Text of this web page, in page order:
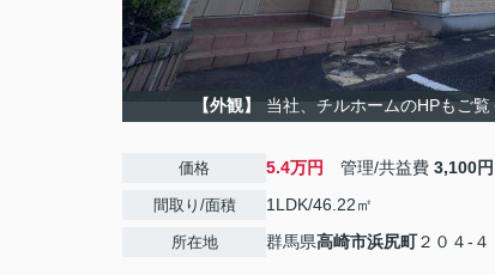
【外観】 当社、チルホームのHPもご
価格 5.4万円 管理/共益費 3,100円
間取り/面積 1LDK/46.22㎡
所在地 群馬県高崎市浜尻町２０４-４